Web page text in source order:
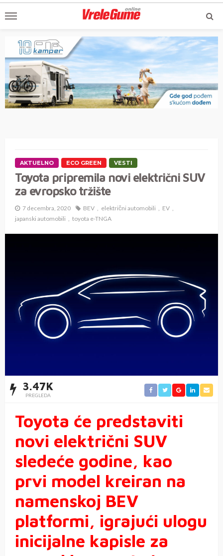
AKTUELNO ECO GREEN VESTI
Toyota pripremila novi električni SUV
za evropsko tržište
7 decembra, 2020 BEV električni automobili
EV
japanski automobili
toyota e-TNGA
3.47K
PREGLEDA
Toyota će predstaviti
novi električni SUV
sledeće godine, kao
prvi model kreiran na
namenskoj BEV
platformi, igrajući ulogu
inicijalne kapisle za